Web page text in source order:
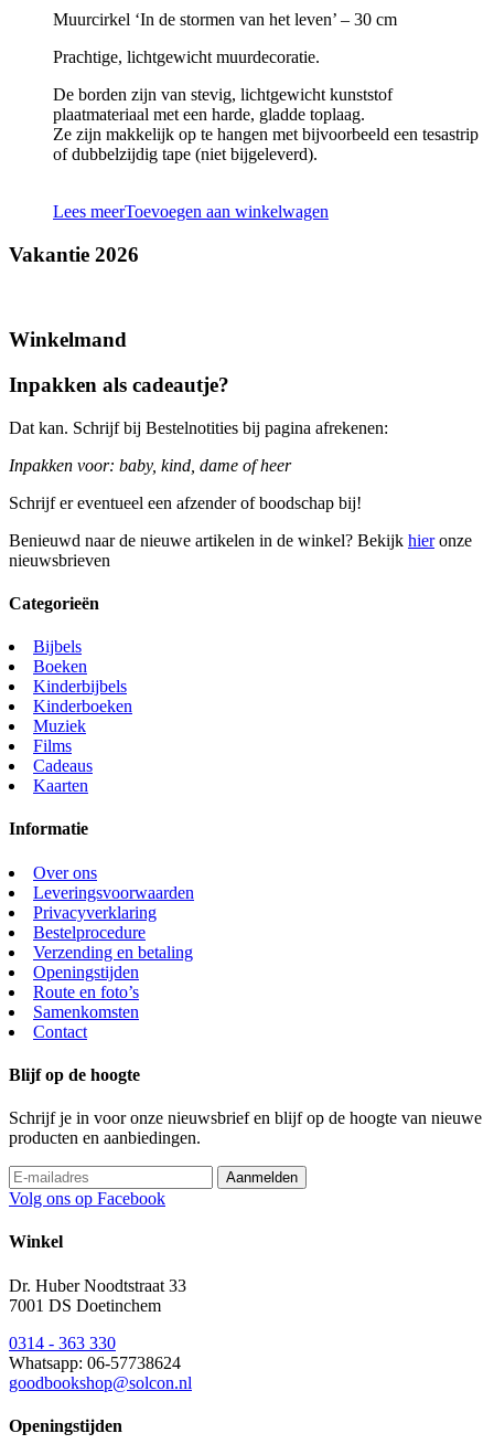
Muurcirkel ‘In de stormen van het leven’ – 30 cm
Prachtige, lichtgewicht muurdecoratie.
De borden zijn van stevig, lichtgewicht kunststof
plaatmateriaal met een harde, gladde toplaag.
Ze zijn makkelijk op te hangen met bijvoorbeeld een tesastrip
of dubbelzijdig tape (niet bijgeleverd).
Lees meerToevoegen aan winkelwagen
Vakantie 2026
Winkelmand
Inpakken als cadeautje?
Dat kan. Schrijf bij Bestelnotities bij pagina afrekenen:
Inpakken voor: baby, kind, dame of heer
Schrijf er eventueel een afzender of boodschap bij!
Benieuwd naar de nieuwe artikelen in de winkel? Bekijk hieronze
nieuwsbrieven
Categorieën
Bijbels
Boeken
Kinderbijbels
Kinderboeken
Muziek
Films
Cadeaus
Kaarten
Informatie
Over ons
Leveringsvoorwaarden
Privacyverklaring
Bestelprocedure
Verzending en betaling
Openingstijden
Route en foto’s
Samenkomsten
Contact
Blijf op de hoogte
Schrijf je in voor onze nieuwsbrief en blijf op de hoogte van nieuwe
producten en aanbiedingen.
Volg ons op Facebook
Winkel
Dr. Huber Noodtstraat 33
7001 DS Doetinchem
0314 - 363 330
Whatsapp: 06-57738624
goodbookshop@solcon.nl
Openingstijden